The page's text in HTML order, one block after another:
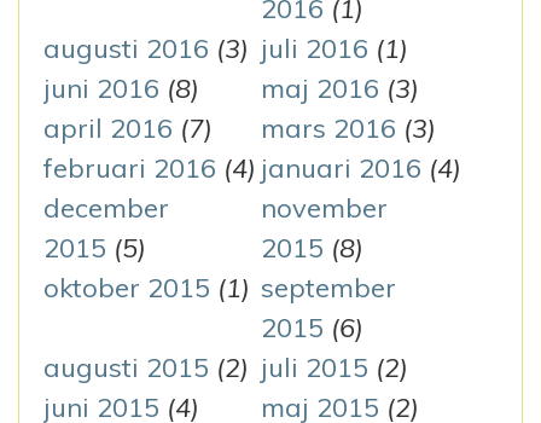
2016 (1)
augusti 2016 (3) juli 2016 (1)
juni 2016 (8) maj 2016 (3)
april 2016 (7) mars 2016 (3)
februari 2016 (4) januari 2016 (4)
december
2015 (5)
november
2015 (8)
oktober 2015 (1) september
2015 (6)
augusti 2015 (2) juli 2015 (2)
juni 2015 (4) maj 2015 (2)